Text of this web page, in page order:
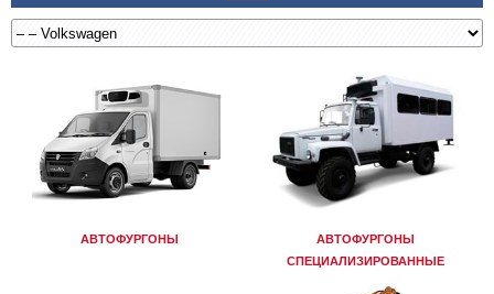
АВТОФУРГОНЫ
АВТОФУРГОНЫ
СПЕЦИАЛИЗИРОВАННЫЕ